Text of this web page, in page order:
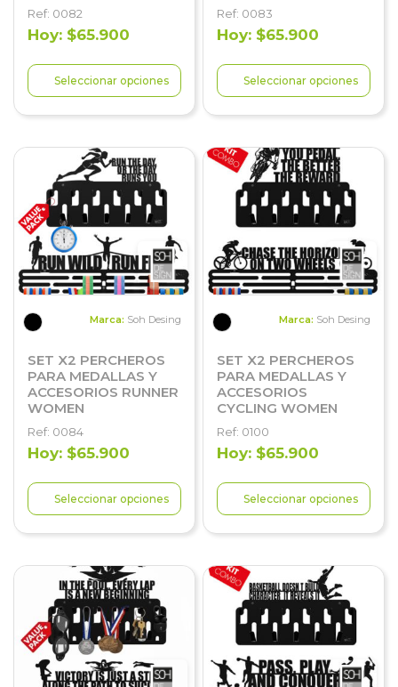
Ref: 0082
Hoy: $65.900
Seleccionar opciones
Ref: 0083
Hoy: $65.900
Seleccionar opciones
Marca: Soh Desing
SET X2 PERCHEROS
PARA MEDALLAS Y
ACCESORIOS RUNNER
WOMEN
Ref: 0084
Hoy: $65.900
Seleccionar opciones
Marca: Soh Desing
SET X2 PERCHEROS
PARA MEDALLAS Y
ACCESORIOS
CYCLING WOMEN
Ref: 0100
Hoy: $65.900
Seleccionar opciones